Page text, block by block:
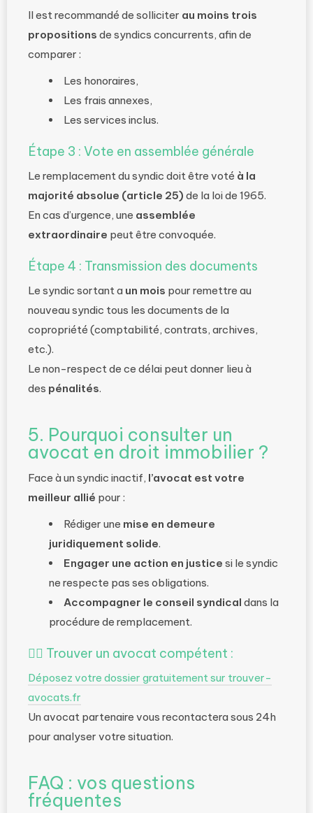
Il est recommandé de solliciter au moins trois
propositions de syndics concurrents, afin de
comparer :
Les honoraires,
Les frais annexes,
Les services inclus.
Étape 3 : Vote en assemblée générale
Le remplacement du syndic doit être voté à la
majorité absolue (article 25) de la loi de 1965.
En cas d’urgence, une assemblée
extraordinaire peut être convoquée.
Étape 4 : Transmission des documents
Le syndic sortant a un mois pour remettre au
nouveau syndic tous les documents de la
copropriété (comptabilité, contrats, archives,
etc.).
Le non-respect de ce délai peut donner lieu à
des pénalités.
5. Pourquoi consulter un
avocat en droit immobilier ?
Face à un syndic inactif, l’avocat est votre
meilleur allié pour :
Rédiger une mise en demeure
juridiquement solide.
Engager une action en justice si le syndic
ne respecte pas ses obligations.
Accompagner le conseil syndical dans la
procédure de remplacement.
🧑‍⚖️ Trouver un avocat compétent :
Déposez votre dossier gratuitement sur trouver-
avocats.fr
Un avocat partenaire vous recontactera sous 24h
pour analyser votre situation.
FAQ : vos questions
fréquentes